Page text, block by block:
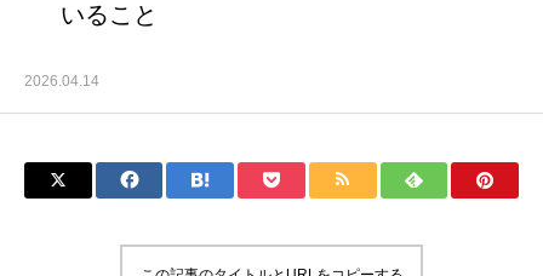
いること
2026.04.14